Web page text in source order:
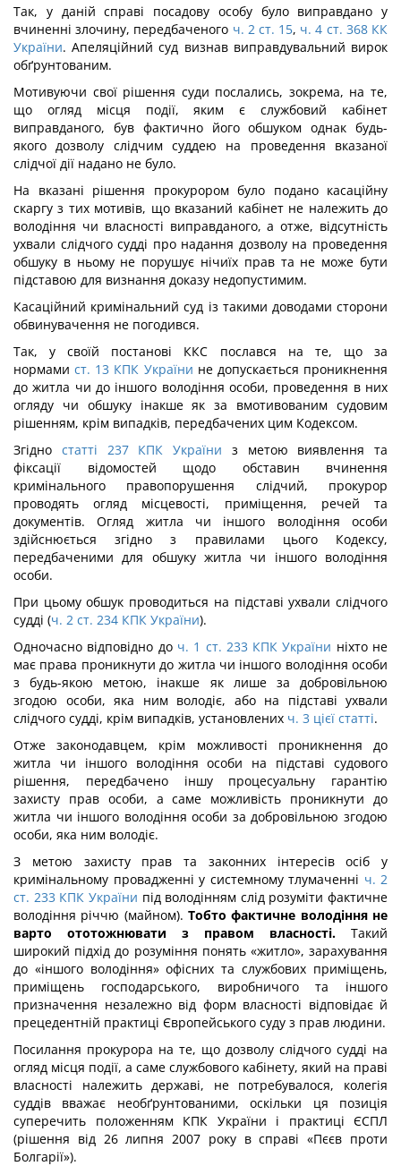
Так, у даній справі посадову особу було виправдано у
вчиненні злочину, передбаченого ч. 2 ст. 15, ч. 4 ст. 368 КК
України. Апеляційний суд визнав виправдувальний вирок
обґрунтованим.
Мотивуючи свої рішення суди послались, зокрема, на те,
що огляд місця події, яким є службовий кабінет
виправданого, був фактично його обшуком однак будь-
якого дозволу слідчим суддею на проведення вказаної
слідчої дії надано не було.
На вказані рішення прокурором було подано касаційну
скаргу з тих мотивів, що вказаний кабінет не належить до
володіння чи власності виправданого, а отже, відсутність
ухвали слідчого судді про надання дозволу на проведення
обшуку в ньому не порушує нічиїх прав та не може бути
підставою для визнання доказу недопустимим.
Касаційний кримінальний суд із такими доводами сторони
обвинувачення не погодився.
Так, у своїй постанові ККС послався на те, що за
нормамист. 13 КПК України не допускається проникнення
до житла чи до іншого володіння особи, проведення в них
огляду чи обшуку інакше як за вмотивованим судовим
рішенням, крім випадків, передбачених цим Кодексом.
Згідно статті 237 КПК України з метою виявлення та
фіксації відомостей щодо обставин вчинення
кримінального правопорушення слідчий, прокурор
проводять огляд місцевості, приміщення, речей та
документів. Огляд житла чи іншого володіння особи
здійснюється згідно з правилами цього Кодексу,
передбаченими для обшуку житла чи іншого володіння
особи.
При цьому обшук проводиться на підставі ухвали слідчого
судді (ч. 2 ст. 234 КПК України).
Одночасно відповідно до ч. 1 ст. 233 КПК України ніхто не
має права проникнути до житла чи іншого володіння особи
з будь-якою метою, інакше як лише за добровільною
згодою особи, яка ним володіє, або на підставі ухвали
слідчого судді, крім випадків, установлених ч. 3 цієї статті.
Отже законодавцем, крім можливості проникнення до
житла чи іншого володіння особи на підставі судового
рішення, передбачено іншу процесуальну гарантію
захисту прав особи, а саме можливість проникнути до
житла чи іншого володіння особи за добровільною згодою
особи, яка ним володіє.
З метою захисту прав та законних інтересів осіб у
кримінальному провадженні у системному тлумаченні ч. 2
ст. 233 КПК України під володінням слід розуміти фактичне
володіння річчю (майном). Тобто фактичне володіння не
варто ототожнювати з правом власності. Такий
широкий підхід до розуміння понять «житло», зарахування
до «іншого володіння» офісних та службових приміщень,
приміщень господарського, виробничого та іншого
призначення незалежно від форм власності відповідає й
прецедентній практиці Європейського суду з прав людини.
Посилання прокурора на те, що дозволу слідчого судді на
огляд місця події, а саме службового кабінету, який на праві
власності належить державі, не потребувалося, колегія
суддів вважає необґрунтованими, оскільки ця позиція
суперечить положенням КПК України і практиці ЄСПЛ
(рішення від 26 липня 2007 року в справі «Пєєв проти
Болгарії»).